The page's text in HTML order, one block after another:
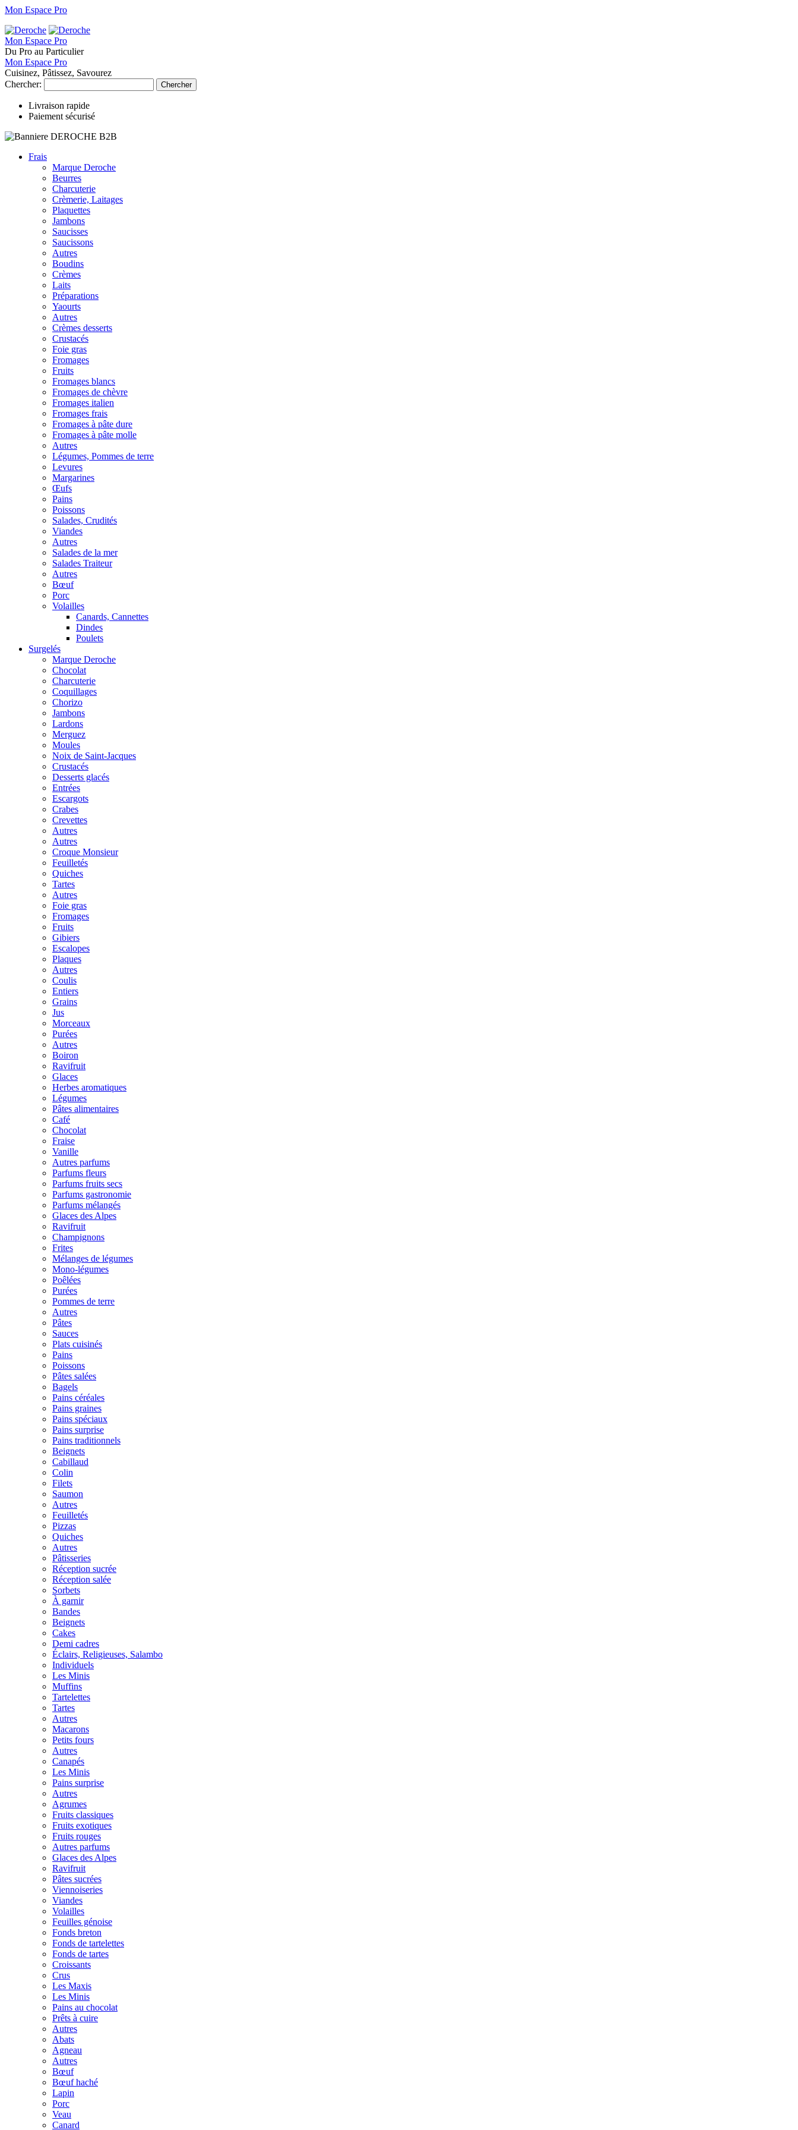
Mon Espace Pro
Mon Espace Pro
Du Pro au Particulier
Mon Espace Pro
Cuisinez, Pâtissez, Savourez
Chercher:
Chercher
Livraison rapide
Paiement sécurisé
Frais
Marque Deroche
Beurres
Charcuterie
Crèmerie, Laitages
Plaquettes
Jambons
Saucisses
Saucissons
Autres
Boudins
Crèmes
Laits
Préparations
Yaourts
Autres
Crèmes desserts
Crustacés
Foie gras
Fromages
Fruits
Fromages blancs
Fromages de chèvre
Fromages italien
Fromages frais
Fromages à pâte dure
Fromages à pâte molle
Autres
Légumes, Pommes de terre
Levures
Margarines
Œufs
Pains
Poissons
Salades, Crudités
Viandes
Autres
Salades de la mer
Salades Traiteur
Autres
Bœuf
Porc
Volailles
Canards, Cannettes
Dindes
Poulets
Surgelés
Marque Deroche
Chocolat
Charcuterie
Coquillages
Chorizo
Jambons
Lardons
Merguez
Moules
Noix de Saint-Jacques
Crustacés
Desserts glacés
Entrées
Escargots
Crabes
Crevettes
Autres
Autres
Croque Monsieur
Feuilletés
Quiches
Tartes
Autres
Foie gras
Fromages
Fruits
Gibiers
Escalopes
Plaques
Autres
Coulis
Entiers
Grains
Jus
Morceaux
Purées
Autres
Boiron
Ravifruit
Glaces
Herbes aromatiques
Légumes
Pâtes alimentaires
Café
Chocolat
Fraise
Vanille
Autres parfums
Parfums fleurs
Parfums fruits secs
Parfums gastronomie
Parfums mélangés
Glaces des Alpes
Ravifruit
Champignons
Frites
Mélanges de légumes
Mono-légumes
Poêlées
Purées
Pommes de terre
Autres
Pâtes
Sauces
Plats cuisinés
Pains
Poissons
Pâtes salées
Bagels
Pains céréales
Pains graines
Pains spéciaux
Pains surprise
Pains traditionnels
Beignets
Cabillaud
Colin
Filets
Saumon
Autres
Feuilletés
Pizzas
Quiches
Autres
Pâtisseries
Réception sucrée
Réception salée
Sorbets
À garnir
Bandes
Beignets
Cakes
Demi cadres
Éclairs, Religieuses, Salambo
Individuels
Les Minis
Muffins
Tartelettes
Tartes
Autres
Macarons
Petits fours
Autres
Canapés
Les Minis
Pains surprise
Autres
Agrumes
Fruits classiques
Fruits exotiques
Fruits rouges
Autres parfums
Glaces des Alpes
Ravifruit
Pâtes sucrées
Viennoiseries
Viandes
Volailles
Feuilles génoise
Fonds breton
Fonds de tartelettes
Fonds de tartes
Croissants
Crus
Les Maxis
Les Minis
Pains au chocolat
Prêts à cuire
Autres
Abats
Agneau
Autres
Bœuf
Bœuf haché
Lapin
Porc
Veau
Canard